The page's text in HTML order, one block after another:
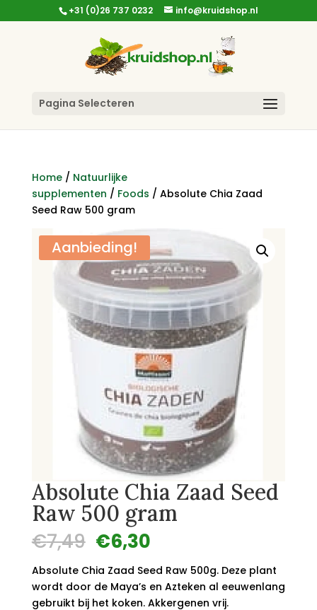
+31 (0)26 737 0232 info@kruidshop.nl
Pagina Selecteren
Home/ Natuurlijke
supplementen / Foods / Absolute Chia Zaad
Seed Raw 500 gram
Aanbieding!
Absolute Chia Zaad Seed
Raw 500 gram
€7,49 Oorspronkelijke
prijs
was:
€7,49.
€6,30Huidige
is:
€6,30.
Absolute Chia Zaad Seed Raw 500g. Deze plant
wordt door de Maya’s en Azteken al eeuwenlang
gebruikt bij het koken. Akkergenen vrij.